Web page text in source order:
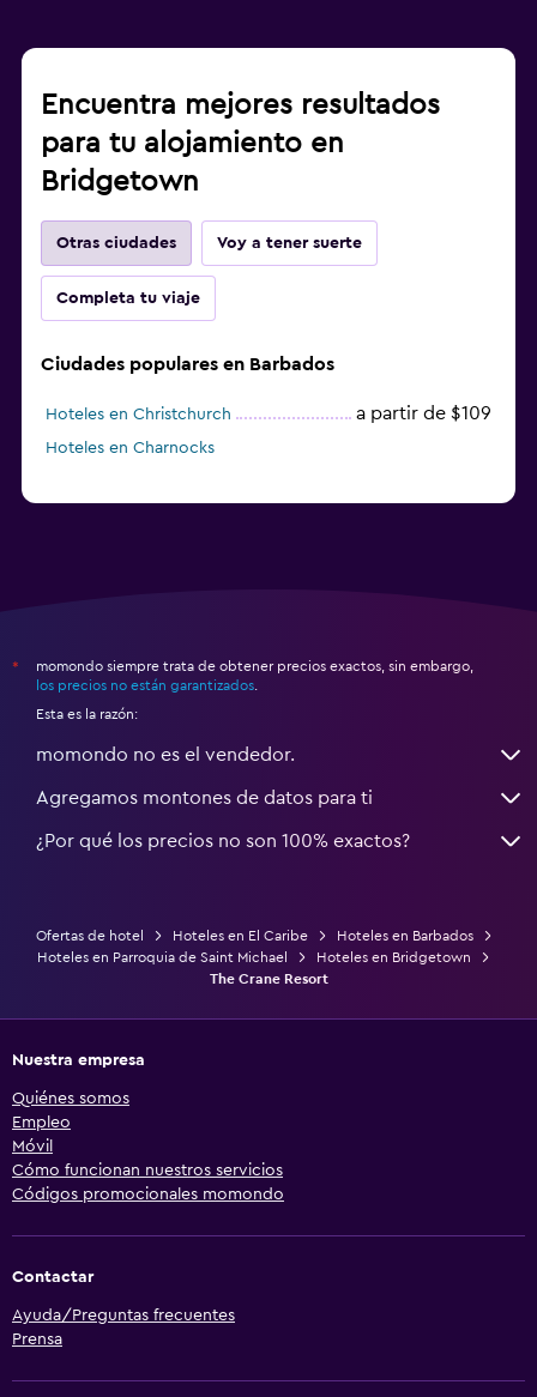
Encuentra mejores resultados
para tu alojamiento en
Bridgetown
Otras ciudades Voy a tener suerte
Completa tu viaje
Ciudades populares en Barbados
Hoteles en Christchurch a partir de $109
Hoteles en Charnocks
*
momondo siempre trata de obtener precios exactos, sin embargo,
los precios no están garantizados
Esta es la razón:
momondo no es el vendedor.
Agregamos montones de datos para ti
¿Por qué los precios no son 100% exactos?
Ofertas de hotel Hoteles en El Caribe
Hoteles en Barbados
Hoteles en Parroquia de Saint Michael
Hoteles en Bridgetown
The Crane Resort
Nuestra empresa
Quiénes somos
Empleo
Móvil
Cómo funcionan nuestros servicios
Códigos promocionales momondo
Contactar
Ayuda/Preguntas frecuentes
Prensa